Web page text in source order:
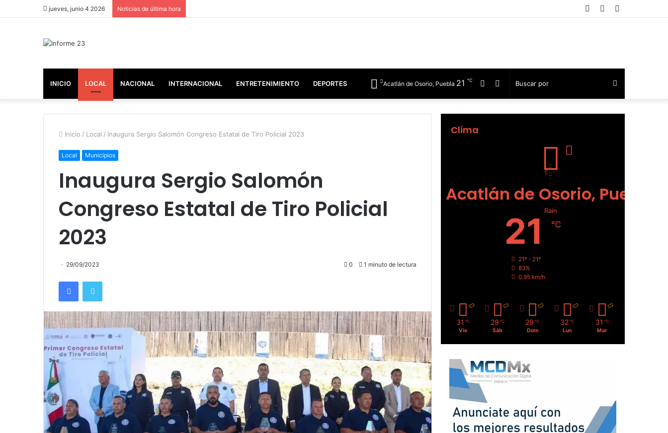
jueves, junio 4 2026 Noticias de última hora Telegram
Facebook
INICIO LOCAL NACIONAL INTERNACIONAL ENTRETENIMIENTO DEPORTES Buscar
por
Telegram
Facebook
Acatlán de Osorio, Puebla 21 ℃
Inicio / Local / Inaugura Sergio Salomón Congreso Estatal de Tiro Policial 2023
Local Municipios
Inaugura Sergio Salomón
Congreso Estatal de Tiro Policial
2023
29/09/2023 0 1 minuto de lectura
FacebookTwitter
Clima
Acatlán de Osorio, Puebla
Rain
21 ℃
21º - 21º
83%
0.95 km/h
31 ℃
Vie
29 ℃
Sáb
29 ℃
Dom
32 ℃
Lun
31 ℃
Mar